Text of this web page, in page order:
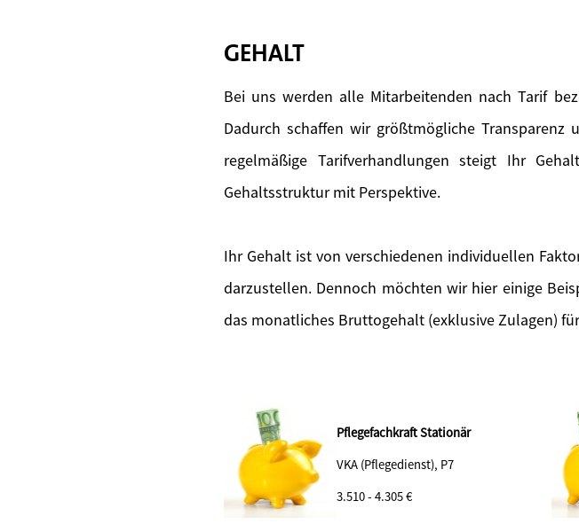
GEHALT
Bei uns werden alle Mitarbeitenden nach Tarif
Dadurch schaffen wir größtmögliche Transparenz
regelmäßige Tarifverhandlungen steigt Ihr
Gehaltsstruktur mit Perspektive.
Ihr Gehalt ist von verschiedenen individuellen
darzustellen. Dennoch möchten wir hier einige
das monatliches Bruttogehalt (exklusive Zulagen)
Pflegefachkraft Stationär
VKA (Pflegedienst), P7
3.510 - 4.305 €